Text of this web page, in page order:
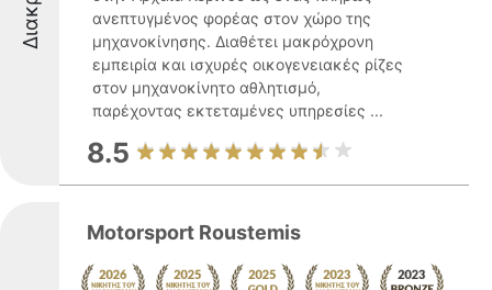
ανεπτυγμένος φορέας στον χώρο της
μηχανοκίνησης. Διαθέτει μακρόχρονη
εμπειρία και ισχυρές οικογενειακές ρίζες
στον μηχανοκίνητο αθλητισμό,
παρέχοντας εκτεταμένες υπηρεσίες ...
8.5
Motorsport Roustemis